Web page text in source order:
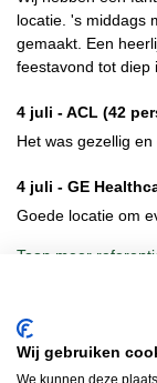
locatie. 's middags
gemaakt. Een
feestavond tot diep
4 juli -ACL (42
Het was gezellig
4 juli - GE
Goede locatie om
Toon meer
BUS
Wij gebruiken
We kunnen deze